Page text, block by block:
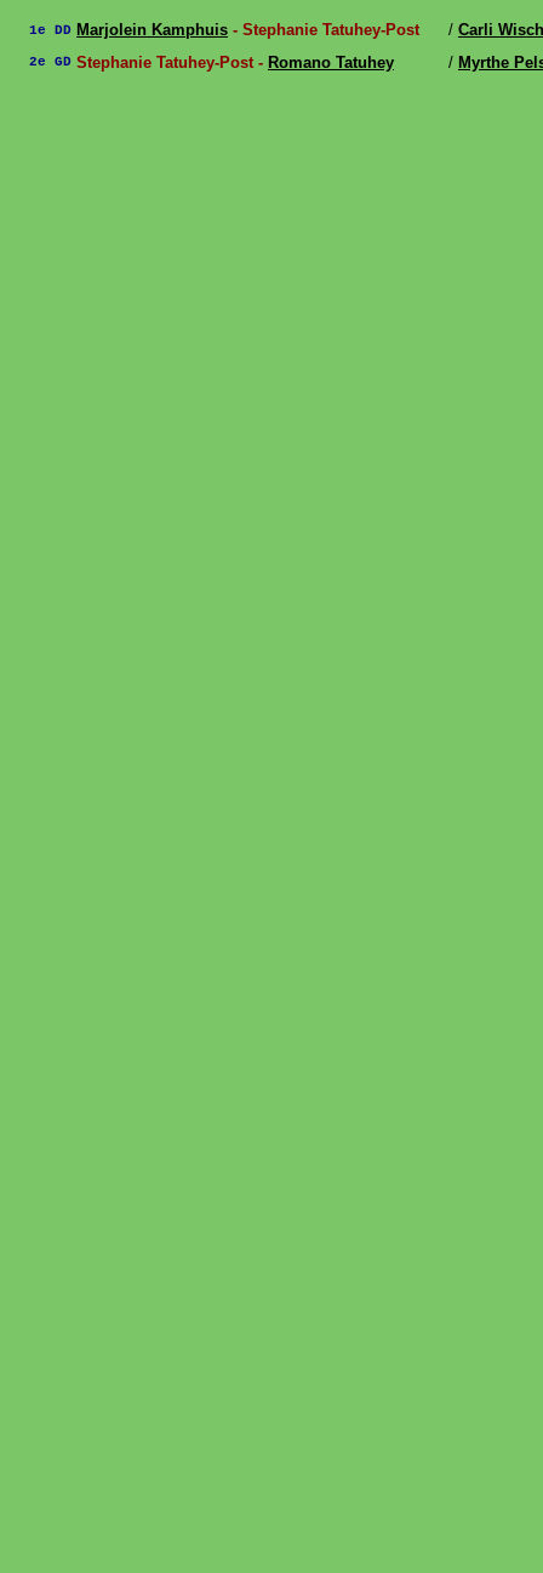
1e DD Marjolein Kamphuis - Stephanie Tatuhey-Post / Carli
2e GD Stephanie Tatuhey-Post - Romano Tatuhey / Myrthe